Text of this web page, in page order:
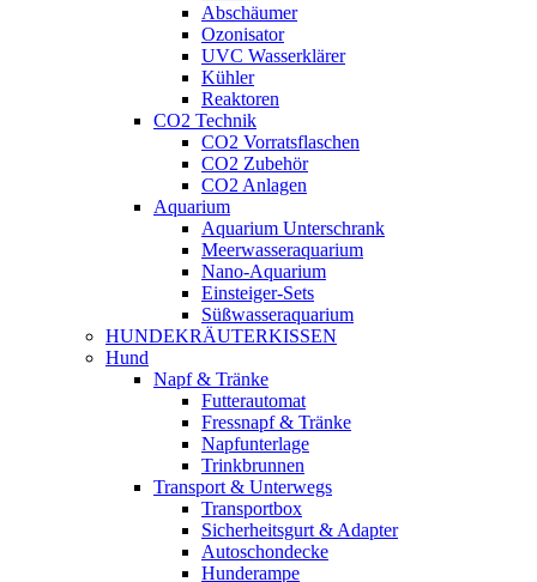
Abschäumer
Ozonisator
UVC Wasserklärer
Kühler
Reaktoren
CO2 Technik
CO2 Vorratsflaschen
CO2 Zubehör
CO2 Anlagen
Aquarium
Aquarium Unterschrank
Meerwasseraquarium
Nano-Aquarium
Einsteiger-Sets
Süßwasseraquarium
HUNDEKRÄUTERKISSEN
Hund
Napf & Tränke
Futterautomat
Fressnapf & Tränke
Napfunterlage
Trinkbrunnen
Transport & Unterwegs
Transportbox
Sicherheitsgurt & Adapter
Autoschondecke
Hunderampe